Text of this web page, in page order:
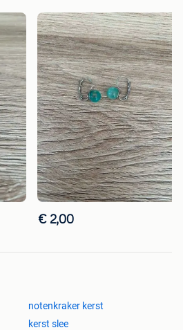
€ 2,00
notenkraker kerst
kerst slee